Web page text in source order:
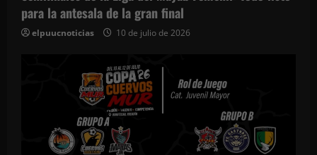
para la antesala de la gran final
elpuucnoticias 10 de julio de 2026